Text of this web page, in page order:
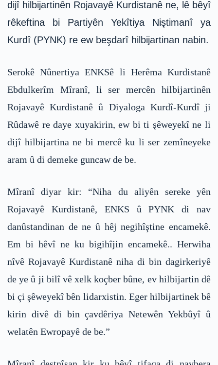
dijî hilbijartinên Rojavayê Kurdistanê ne, lê bêyî
rêkeftina bi Partiyên Yekîtiya Niştimanî ya
Kurdî (PYNK) re ew beşdarî hilbijartinan nabin.
Serokê Nûnertiya ENKSê li Herêma Kurdistanê
Ebdulkerîm Mîranî, li ser mercên hilbijartinên
Rojavayê Kurdistanê û Diyaloga Kurdî-Kurdî ji
Rûdawê re daye xuyakirin, ew bi ti şêweyekî ne li
dijî hilbijartina ne bi mercê ku li ser zemîneyeke
aram û di demeke guncaw de be.
Mîranî diyar kir: “Niha du aliyên sereke yên
Rojavayê Kurdistanê, ENKS û PYNK di nav
danûstandinan de ne û hêj negihîştine encamekê.
Em bi hêvî ne ku bigihîjin encamekê.. Herwiha
nîvê Rojavayê Kurdistanê niha di bin dagirkeriyê
de ye û ji bilî vê xelk koçber bûne, ev hilbijartin dê
bi çi şêweyekî bên lidarxistin. Eger hilbijartinek bê
kirin divê di bin çavdêriya Netewên Yekbûyî û
welatên Ewropayê de be.”